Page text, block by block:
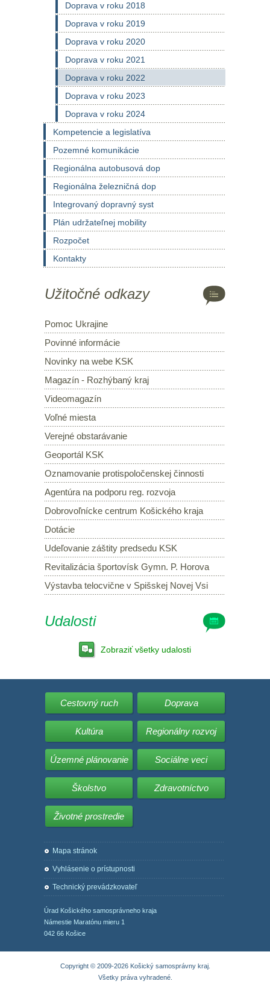
Doprava v roku 2018
Doprava v roku 2019
Doprava v roku 2020
Doprava v roku 2021
Doprava v roku 2022
Doprava v roku 2023
Doprava v roku 2024
Kompetencie a legislatíva
Pozemné komunikácie
Regionálna autobusová dop
Regionálna železničná dop
Integrovaný dopravný syst
Plán udržateľnej mobility
Rozpočet
Kontakty
Užitočné odkazy
Pomoc Ukrajine
Povinné informácie
Novinky na webe KSK
Magazín - Rozhýbaný kraj
Videomagazín
Voľné miesta
Verejné obstarávanie
Geoportál KSK
Oznamovanie protispoločenskej činnosti
Agentúra na podporu reg. rozvoja
Dobrovoľnícke centrum Košického kraja
Dotácie
Udeľovanie záštity predsedu KSK
Revitalizácia športovísk Gymn. P. Horova
Výstavba telocvične v Spišskej Novej Vsi
Udalosti
Zobraziť všetky udalosti
Cestovný ruch Doprava
Kultúra Regionálny rozvoj
Územné plánovanie Sociálne veci
Školstvo Zdravotníctvo
Životné prostredie
Mapa stránok
Vyhlásenie o prístupnosti
Technický prevádzkovateľ
Úrad Košického samosprávneho kraja
Námestie Maratónu mieru 1
042 66 Košice
Copyright © 2009-2026 Košický samosprávny kraj.
Všetky práva vyhradené.